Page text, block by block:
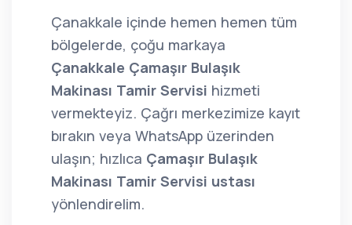
Çanakkale içinde hemen hemen tüm
bölgelerde, çoğu markaya
Çanakkale Çamaşır Bulaşık
Makinası Tamir Servisi hizmeti
vermekteyiz. Çağrı merkezimize kayıt
bırakın veya WhatsApp üzerinden
ulaşın; hızlıca Çamaşır Bulaşık
Makinası Tamir Servisi ustası
yönlendirelim.